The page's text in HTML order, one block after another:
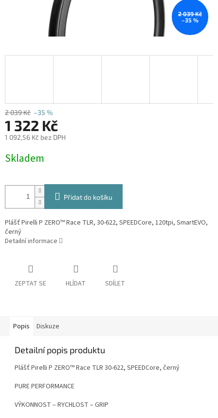
2 039 Kč
–35 %
2 039 Kč –35 %
1 322 Kč
1 092,56 Kč bez DPH
cena:
Skladem
Přidat do košíku
Plášť Pirelli P ZERO™ Race TLR, 30-622, SPEEDCore, 120tpi, SmartEVO,
černý
Detailní informace
ZEPTAT SE HLÍDAT SDÍLET
Popis Diskuze
Detailní popis produktu
Plášť Pirelli P ZERO™ Race TLR 30-622, SPEEDCore, černý
PURE PERFORMANCE
VÝKONNOST – RYCHLOST – GRIP